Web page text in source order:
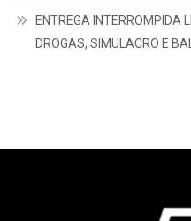
ENTREGA INTERROMPIDA
DROGAS, SIMULACRO E